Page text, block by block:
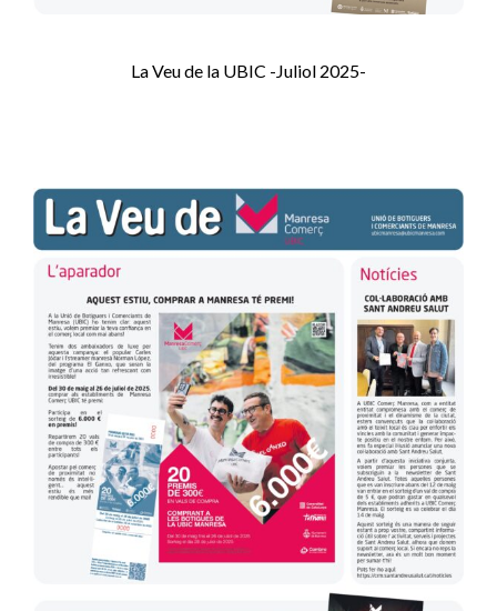
La Veu de la UBIC -Juliol 2025-